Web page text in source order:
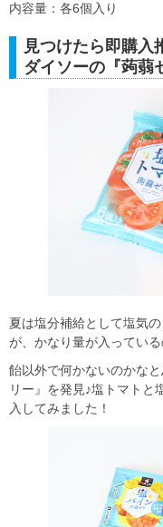
内容量：各6個入り
見つけたら即購入
ダイソーの『蒟蒻
夏は塩分補給として塩気
が、かなり量が入ってい
飴以外で何かないのかな
リー』を発見♪塩トマトと
入してみました！